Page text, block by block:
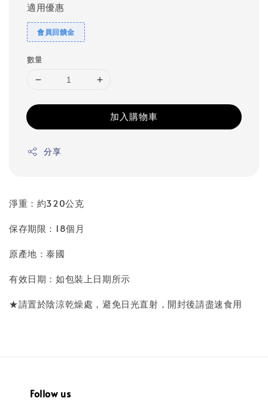
適用優惠
會員回饋金
數量
加入購物車
分享
淨重：約320公克
保存期限：18個月
原產地：泰國
有效日期：如包裝上日期所示
★請置於陰涼乾燥處，避免日光直射，開封後請盡速食用
Follow us